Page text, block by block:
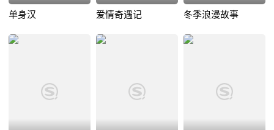
单身汉 爱情奇遇记 冬季浪漫故事